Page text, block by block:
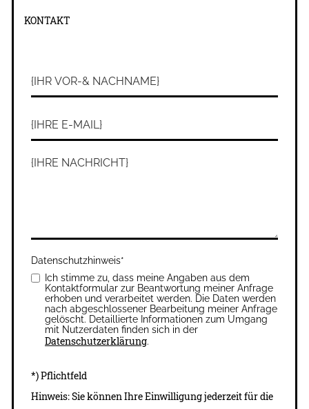
KONTAKT
Datenschutzhinweis*
Ich stimme zu, dass meine Angaben aus dem
Kontaktformular zur Beantwortung meiner Anfrage
erhoben und verarbeitet werden. Die Daten werden
nach abgeschlossener Bearbeitung meiner Anfrage
gelöscht. Detaillierte Informationen zum Umgang
mit Nutzerdaten finden sich in der
Datenschutzerklärung.
*) Pflichtfeld
Hinweis: Sie können Ihre Einwilligung jederzeit für die